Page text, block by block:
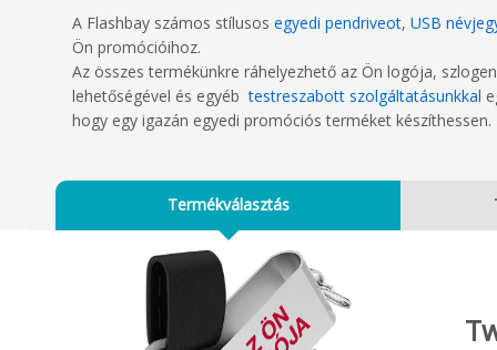
A Flashbay számos stílusos egyedi pendriveot, USB
Ön promócióihoz.
Az összes termékünkre ráhelyezhető az Ön logója,
lehetőségével és egyébtestreszabott szolgáltatásunkkal
hogy egy igazán egyedi promóciós terméket készíthessen.
Termékválasztás